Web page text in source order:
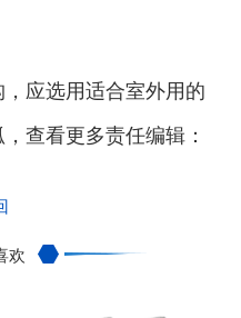
应选用适合室外用的
查看更多责任编辑：
欢